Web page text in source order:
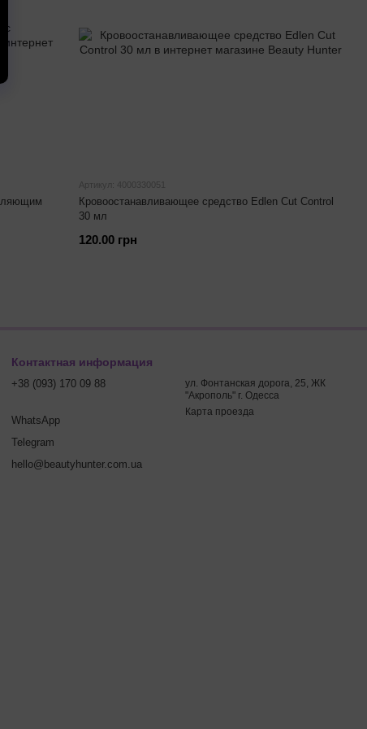
Артикул: 4000330051
Кровоостанавливающее средство Edlen Cut Control
30 мл
120.00 грн
Контактная информация
+38 (093) 170 09 88
WhatsApp
Telegram
hello@beautyhunter.com.ua
ул. Фонтанская дорога, 25, ЖК
"Акрополь" г. Одесса
Карта проезда